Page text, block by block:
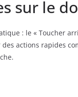
sur le
: le « Toucher
actions rapides